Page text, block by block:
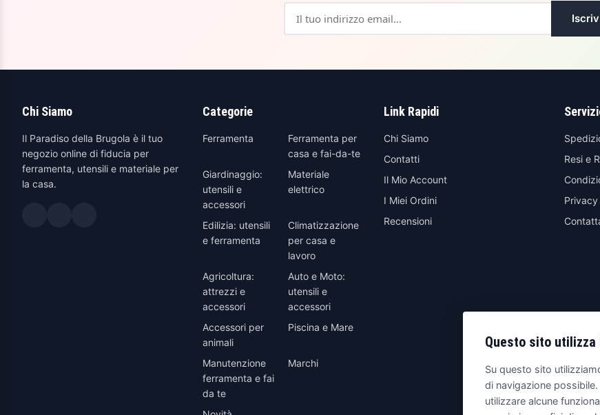
Chi Siamo
Il Paradiso della Brugola è il tuo
negozio online di fiducia per
ferramenta, utensili e materiale per
la casa.
Categorie
Ferramenta
Ferramenta per
casa e fai-da-te
Giardinaggio:
utensili e
accessori
Materiale
elettrico
Edilizia: utensili
e ferramenta
Climatizzazione
per casa e
lavoro
Agricoltura:
attrezzi e
accessori
Auto e Moto:
utensili e
accessori
Accessori per
animali
Piscina e Mare
Manutenzione
ferramenta e fai
da te
Marchi
Link Rapidi
Chi Siamo
Contatti
Il Mio Account
I Miei Ordini
Recensioni
Resi e
Privacy
Questo sito utilizza
Su questo sito
di navigazione
utilizzare alcune